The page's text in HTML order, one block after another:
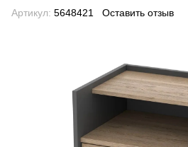
Артикул: 5648421 Оставить отзыв